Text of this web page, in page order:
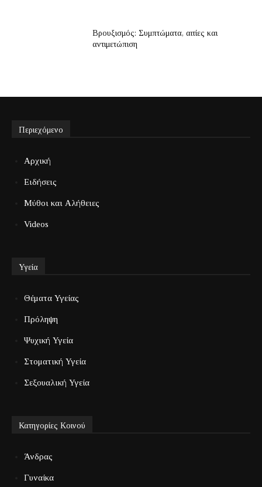
Βρουξισμός: Συμπτώματα, αιτίες και
αντιμετώπιση
Περιεχόμενο
Αρχική
Ειδήσεις
Μύθοι και Αλήθειες
Videos
Υγεία
Θέματα Υγείας
Πρόληψη
Ψυχική Υγεία
Στοματική Υγεία
Σεξουαλική Υγεία
Κατηγορίες Κοινού
Άνδρας
Γυναίκα